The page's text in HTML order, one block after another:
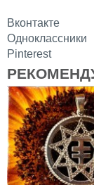
Вконтакте
Одноклассники
Pinterest